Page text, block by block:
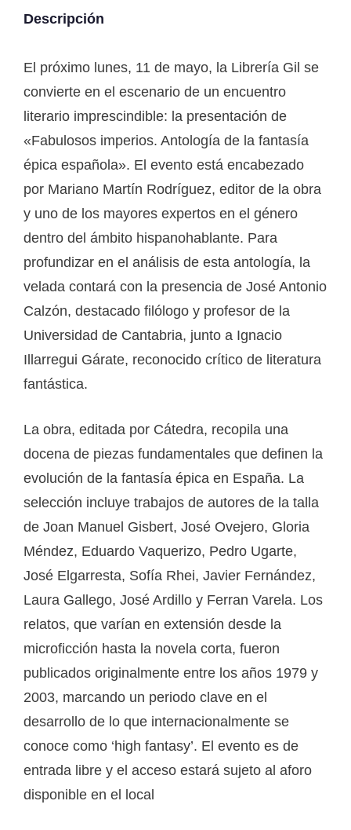
Descripción
El próximo lunes, 11 de mayo, la Librería Gil se
convierte en el escenario de un encuentro
literario imprescindible: la presentación de
«Fabulosos imperios. Antología de la fantasía
épica española». El evento está encabezado
por Mariano Martín Rodríguez, editor de la obra
y uno de los mayores expertos en el género
dentro del ámbito hispanohablante. Para
profundizar en el análisis de esta antología, la
velada contará con la presencia de José Antonio
Calzón, destacado filólogo y profesor de la
Universidad de Cantabria, junto a Ignacio
Illarregui Gárate, reconocido crítico de literatura
fantástica.
La obra, editada por Cátedra, recopila una
docena de piezas fundamentales que definen la
evolución de la fantasía épica en España. La
selección incluye trabajos de autores de la talla
de Joan Manuel Gisbert, José Ovejero, Gloria
Méndez, Eduardo Vaquerizo, Pedro Ugarte,
José Elgarresta, Sofía Rhei, Javier Fernández,
Laura Gallego, José Ardillo y Ferran Varela. Los
relatos, que varían en extensión desde la
microficción hasta la novela corta, fueron
publicados originalmente entre los años 1979 y
2003, marcando un periodo clave en el
desarrollo de lo que internacionalmente se
conoce como ‘high fantasy’. El evento es de
entrada libre y el acceso estará sujeto al aforo
disponible en el local